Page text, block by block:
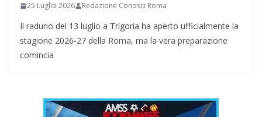
25 Luglio 2026 Redazione Conosci Roma
Il raduno del 13 luglio a Trigoria ha aperto ufficialmente la
stagione 2026-27 della Roma, ma la vera preparazione
comincia